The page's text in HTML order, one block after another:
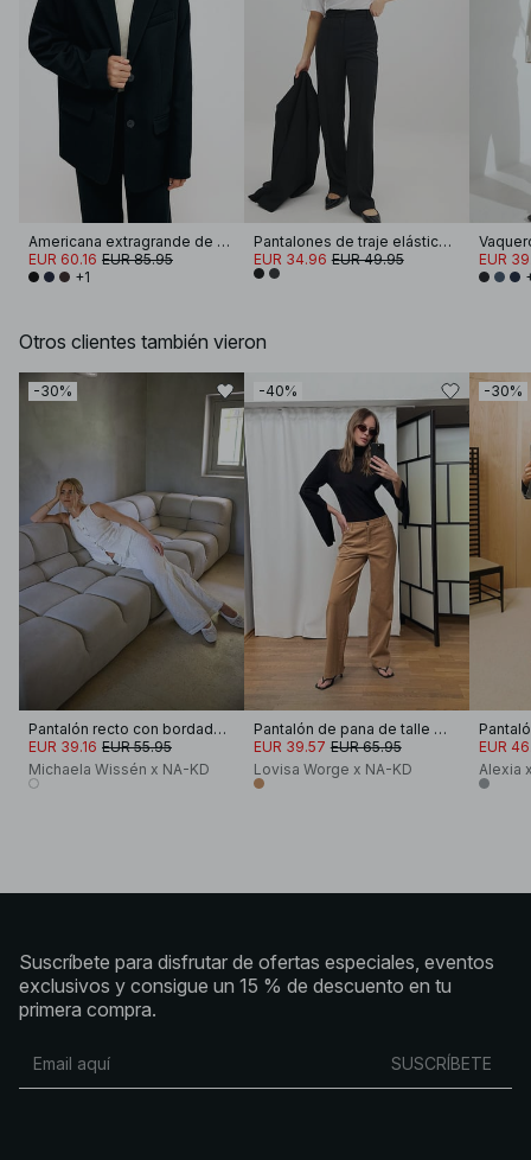
Americana extragrande de sarga
EUR 60.16 EUR 85.95
+1
Pantalones de traje elásticos de pierna recta
EUR 34.96 EUR 49.95
EUR
Otros clientes también vieron
-30%
Pantalón recto con bordado inglés
EUR 39.16 EUR 55.95
Michaela Wissén x NA-KD
-40%
Pantalón de pana de talle medio
EUR 39.57 EUR 65.95
Lovisa Worge x NA-KD
-30%
EUR
Alexia
Suscríbete para disfrutar de ofertas especiales, eventos
exclusivos y consigue un 15 % de descuento en tu
primera compra.
SUSCRÍBETE